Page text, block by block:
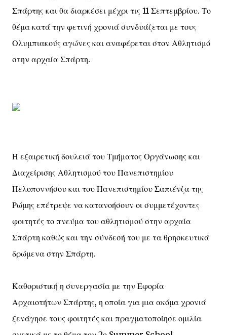
Σπάρτης και θα διαρκέσει μέχρι τις 11 Σεπτεμβρίου. Το
θέμα κατά την φετινή χρονιά συνδυάζεται με τους
Ολυμπιακούς αγώνες και αναφέρεται στον Αθλητισμό
στην αρχαία Σπάρτη.
Η εξαιρετική δουλειά του Τμήματος Οργάνωσης και
Διαχείρισης Αθλητισμού του Πανεπιστημίου
Πελοποννήσου και του Πανεπιστημίου Σαπιένζα της
Ρώμης επέτρεψε να κατανοήσουν οι συμμετέχοντες
φοιτητές το πνεύμα του αθλητισμού στην αρχαία
Σπάρτη καθώς και την σύνδεσή του με τα θρησκευτικά
δρώμενα στην Σπάρτη.
Καθοριστική η συνεργασία με την Εφορία
Αρχαιοτήτων Σπάρτης, η οποία για μια ακόμα χρονιά
ξενάγησε τους φοιτητές και πραγματοποίησε ομιλία